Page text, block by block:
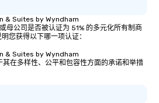
& Suites by Wyndham
公司是否被认证为 51% 的多元化所有制商
您获得以下哪一项认证：
& Suites by Wyndham
在多样性、公平和包容性方面的承诺和举措